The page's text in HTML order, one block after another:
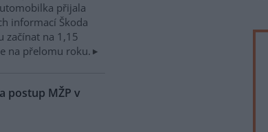
přijala
informací Škoda
začínat na 1,15
na přelomu roku.
postup MŽP v